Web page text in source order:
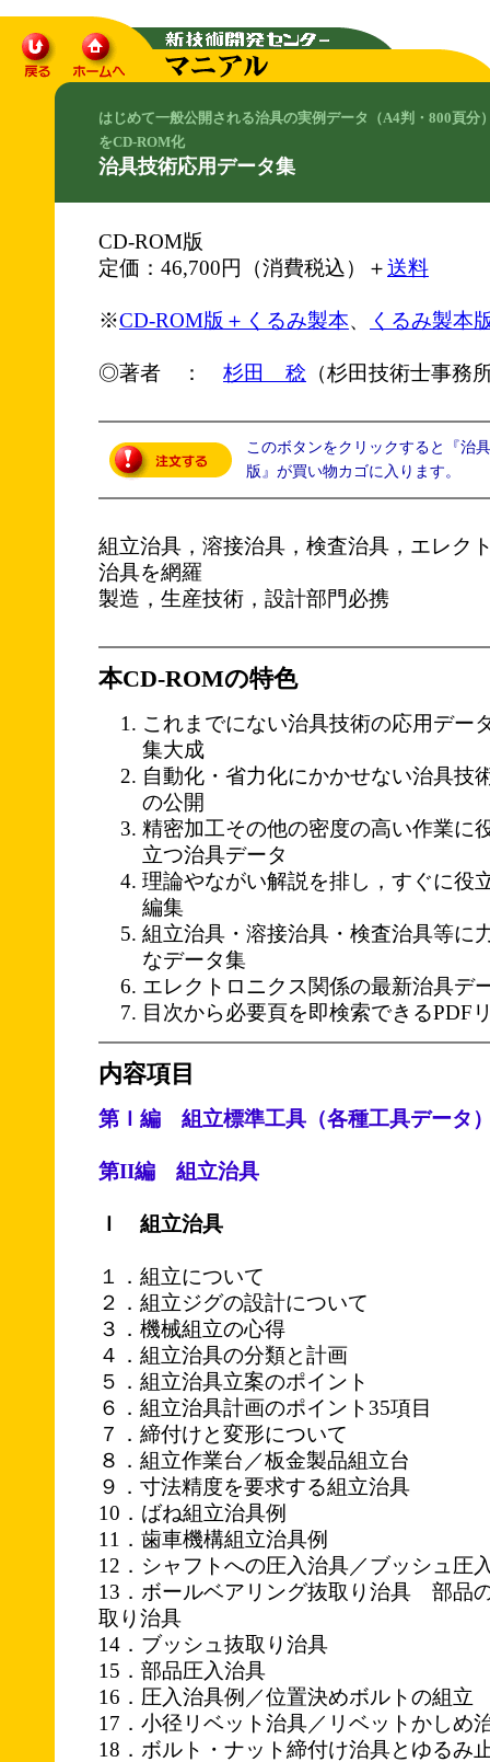
はじめて一般公開される治具の実例データ（A4判・800頁分
をCD-ROM化
治具技術応用データ集
CD-ROM版
定価：46,700円（消費税込）＋送料
※CD-ROM版＋くるみ製本、 くるみ製本
◎著者 ： 杉田 稔 （杉田技術士事務
このボタンをクリックすると『治
版』が買い物カゴに入ります。
組立治具，溶接治具，検査治具，エレク
治具を網羅
製造，生産技術，設計部門必携
本CD-ROMの特色
これまでにない治具技術の応用デー
集大成
自動化・省力化にかかせない治具技
の公開
精密加工その他の密度の高い作業に
立つ治具データ
理論やながい解説を排し，すぐに役
編集
組立治具・溶接治具・検査治具等に
なデータ集
エレクトロニクス関係の最新治具デ
目次から必要頁を即検索できるPDF
内容項目
第Ｉ編 組立標準工具（各種工具データ
第II編 組立治具
Ｉ 組立治具
１．組立について
２．組立ジグの設計について
３．機械組立の心得
４．組立治具の分類と計画
５．組立治具立案のポイント
６．組立治具計画のポイント35項目
７．締付けと変形について
８．組立作業台／板金製品組立台
９．寸法精度を要求する組立治具
10．ばね組立治具例
11．歯車機構組立治具例
12．シャフトへの圧入治具／ブッシュ圧
13．ボールベアリング抜取り治具 部品
取り治具
14．ブッシュ抜取り治具
15．部品圧入治具
16．圧入治具例／位置決めボルトの組立
17．小径リベット治具／リベットかしめ
18．ボルト・ナット締付け治具とゆるみ